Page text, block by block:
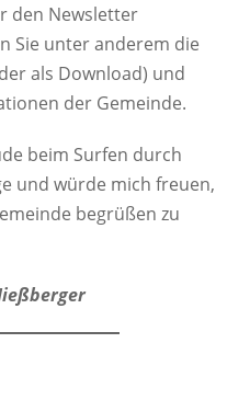
den Newsletter
Sie unter anderem die
als Download) und
der Gemeinde.
beim Surfen durch
und würde mich freuen,
begrüßen zu